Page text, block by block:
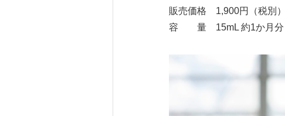
販売価格 1,900円（税別）
容 量 15mL 約1か月分